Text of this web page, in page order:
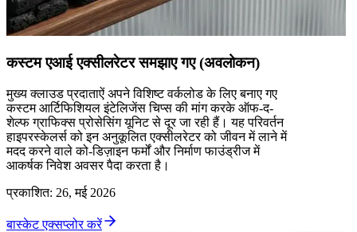
कस्टम एआई एक्सीलरेटर समझाए गए (अवलोकन)
मुख्य क्लाउड प्रदाताऐं अपने विशिष्ट वर्कलोड के लिए बनाए गए
कस्टम आर्टिफिशियल इंटेलिजेंस चिप्स की मांग करके ऑफ-द-
शेल्फ ग्राफिक्स प्रोसेसिंग यूनिट से दूर जा रही हैं। यह परिवर्तन
हाइपरस्केलर्स को इन अनुकूलित एक्सीलरेटर को जीवन में लाने में
मदद करने वाले को-डिज़ाइन फर्मों और निर्माण फाउंड्रीज में
आकर्षक निवेश अवसर पैदा करता है।
प्रकाशित: 26, मई 2026
बास्केट एक्सप्लोर करें